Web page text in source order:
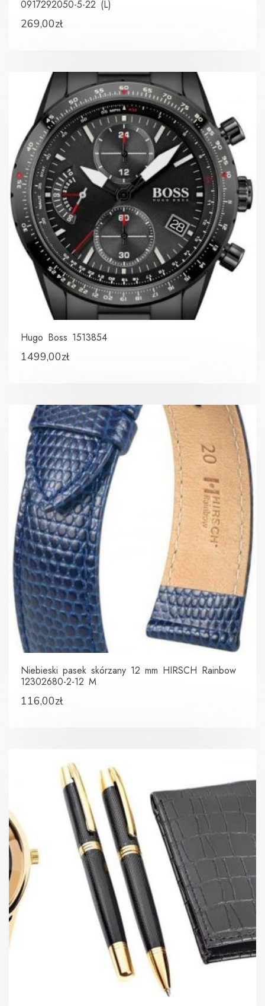
0917292050-5-22 (L)
269,00zł
Hugo Boss 1513854
1499,00zł
Niebieski pasek skórzany 12 mm HIRSCH Rainbow
12302680-2-12 M
116,00zł